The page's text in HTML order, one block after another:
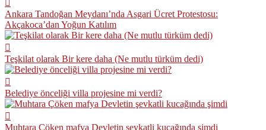
Ankara Tandoğan Meydanı’nda Asgari Ücret Protestosu:
Akçakoca’dan Yoğun Katılım
Teşkilat olarak Bir kere daha (Ne mutlu türküm dedi)
Belediye önceliği villa projesine mi verdi?
Muhtara Çöken mafya Devletin şevkatli kucağında şimdi